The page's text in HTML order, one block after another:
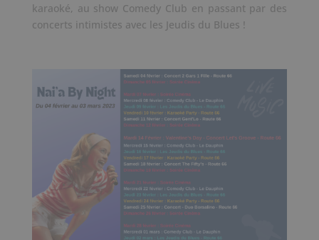
karaoké, au show Comedy Club en passant par des
concerts intimistes avec les Jeudis du Blues !